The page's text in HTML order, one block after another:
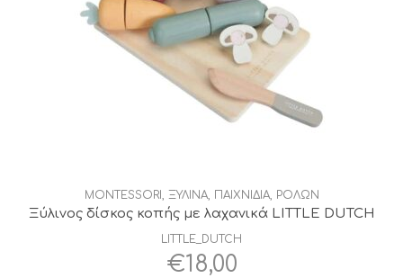
MONTESSORI , ΞΥΛΙΝΑ, ΠΑΙΧΝΙΔΙΑ, ΡΟΛΩΝ
Ξύλινος δίσκος κοπής με λαχανικά LITTLE DUTCH
LITTLE_DUTCH
€18,00